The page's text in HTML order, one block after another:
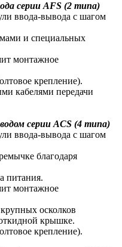
серии AFS (2 типа)
ввода-вывода с шагом
и специальных
монтажное
крепление).
кабелями передачи
серии ACS (4 типа)
ввода-вывода с шагом
благодаря
питания.
монтажное
осколков
крышке.
крепление).